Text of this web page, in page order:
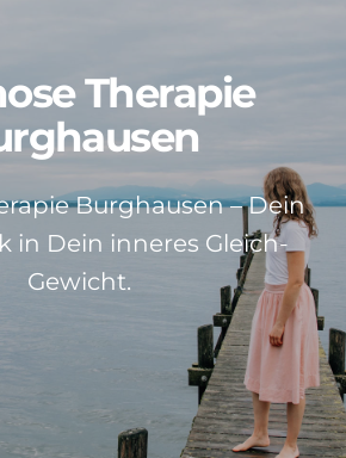
Neuigkeiten
Kontakt
Über mich
Therapie
Burghausen – Dein
in Dein inneres Gleich-
Gewicht.